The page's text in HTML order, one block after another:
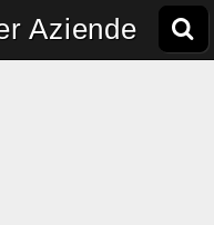
Aziende